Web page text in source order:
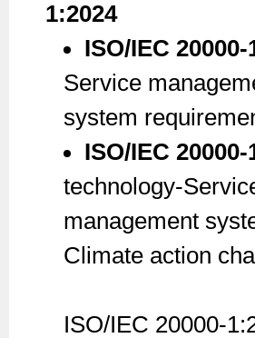
1:2024
ISO/IEC 20000-
Service
system
ISO/IEC
technology-
management
Climate action
ISO/IEC 20000-